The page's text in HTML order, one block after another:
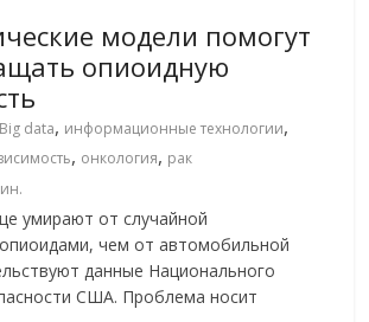
модели помогут
опиоидную
Big data, информационные технологии,
, онкология, рак
умирают от случайной
чем от автомобильной
данные Национального
США. Проблема носит